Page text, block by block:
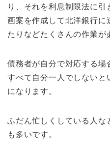
り、それを利息制限法に
画案を作成して北洋銀行に
たりなどたくさんの作業が
債務者が自分で対応する場
すべて自分一人でしないと
になります。
ふだん忙しくしている人な
も多いです。